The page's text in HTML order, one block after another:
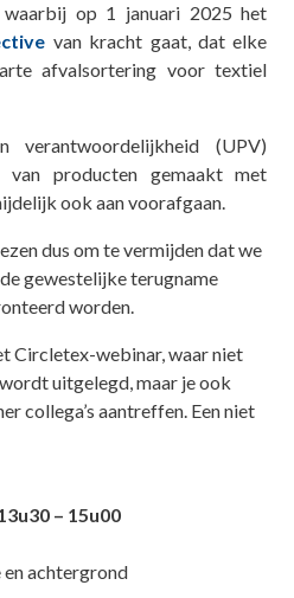
op 1 januari 2025 het
van kracht gaat, dat elke
afvalsortering voor textiel
verantwoordelijkheid (UPV)
van producten gemaakt met
ook aan voorafgaan.
dus om te vermijden dat we
gewestelijke terugname
worden.
Circletex-webinar, waar niet
uitgelegd, maar je ook
collega’s aantreffen. Een niet
– 15u00
achtergrond